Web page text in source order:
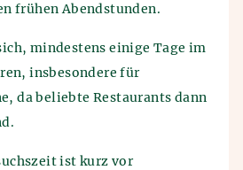
frühen Abendstunden.
mindestens einige Tage im
insbesondere für
da beliebte Restaurants dann
ist kurz vor